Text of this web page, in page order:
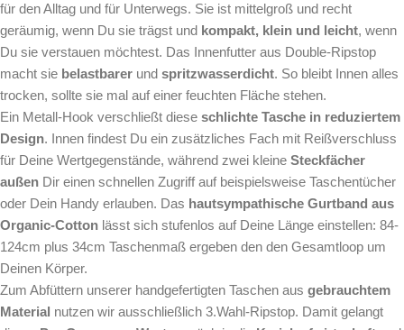
für den Alltag und für Unterwegs. Sie ist mittelgroß und recht
geräumig, wenn Du sie trägst und kompakt, klein und leicht, wenn
Du sie verstauen möchtest. Das Innenfutter aus Double-Ripstop
macht sie belastbarer und spritzwasserdicht. So bleibt Innen alles
trocken, sollte sie mal auf einer feuchten Fläche stehen.
Ein Metall-Hook verschließt diese schlichte Tasche in reduziertem
Design. Innen findest Du ein zusätzliches Fach mit Reißverschluss
für Deine Wertgegenstände, während zwei kleine Steckfächer
außen Dir einen schnellen Zugriff auf beispielsweise Taschentücher
oder Dein Handy erlauben. Das hautsympathische Gurtband aus
Organic-Cotton lässt sich stufenlos auf Deine Länge einstellen: 84-
124cm plus 34cm Taschenmaß ergeben den den Gesamtloop um
Deinen Körper.
Zum Abfüttern unserer handgefertigten Taschen aus gebrauchtem
Material nutzen wir ausschließlich 3.Wahl-Ripstop. Damit gelangt